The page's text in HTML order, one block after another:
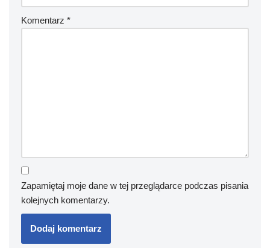
Komentarz *
Zapamiętaj moje dane w tej przeglądarce podczas pisania
kolejnych komentarzy.